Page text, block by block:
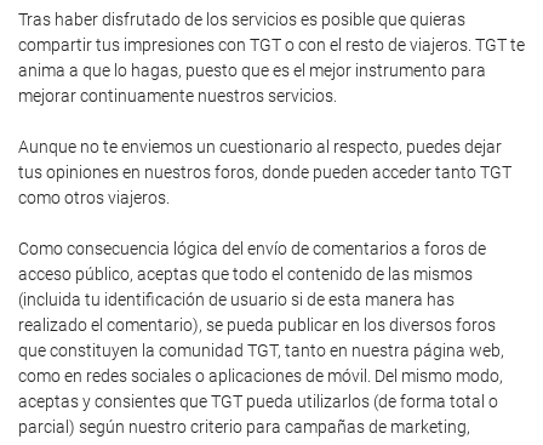
Tras haber disfrutado de los servicios es posible que quieras
compartir tus impresiones con TGT o con el resto de viajeros. TGT te
anima a que lo hagas, puesto que es el mejor instrumento para
mejorar continuamente nuestros servicios.
Aunque no te enviemos un cuestionario al respecto, puedes dejar
tus opiniones en nuestros foros, donde pueden acceder tanto TGT
como otros viajeros.
Como consecuencia lógica del envío de comentarios a foros de
acceso público, aceptas que todo el contenido de las mismos
(incluida tu identificación de usuario si de esta manera has
realizado el comentario), se pueda publicar en los diversos foros
que constituyen la comunidad TGT, tanto en nuestra página web,
como en redes sociales o aplicaciones de móvil. Del mismo modo,
aceptas y consientes que TGT pueda utilizarlos (de forma total o
parcial) según nuestro criterio para campañas de marketing,